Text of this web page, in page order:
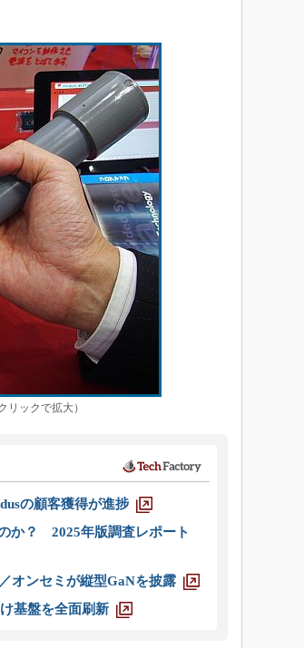
リックで拡大）
の顧客獲得が進捗
か？ 2025年版調査レポート
オンセミが縦型GaNを披露
基盤を全面刷新